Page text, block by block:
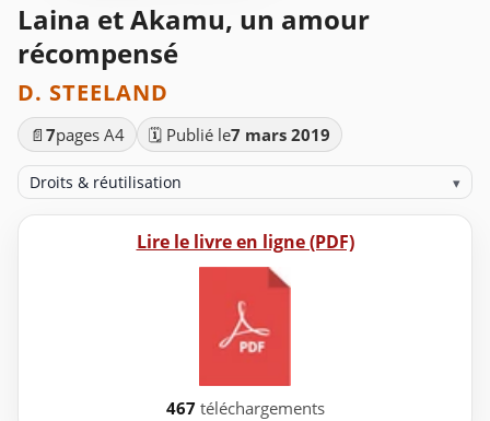
Laina et Akamu, un amour
récompensé
D. STEELAND
📄 7pages A4 🗓️ Publié le7 mars 2019
Droits & réutilisation ▾
Lire le livre en ligne (PDF)
467 téléchargements